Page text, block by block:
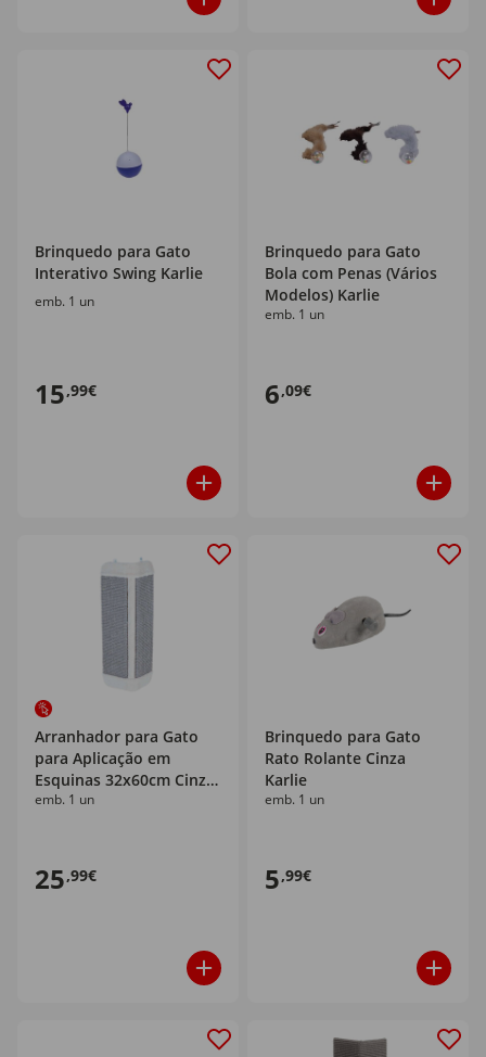
Brinquedo para Gato
Interativo Swing Karlie
emb. 1 un
15,99€
Brinquedo para Gato
Bola com Penas (Vários
Modelos) Karlie
emb. 1 un
6,09€
Arranhador para Gato
para Aplicação em
Esquinas 32x60cm Cinza
Trixie
emb. 1 un
25,99€
Brinquedo para Gato
Rato Rolante Cinza
Karlie
emb. 1 un
5,99€